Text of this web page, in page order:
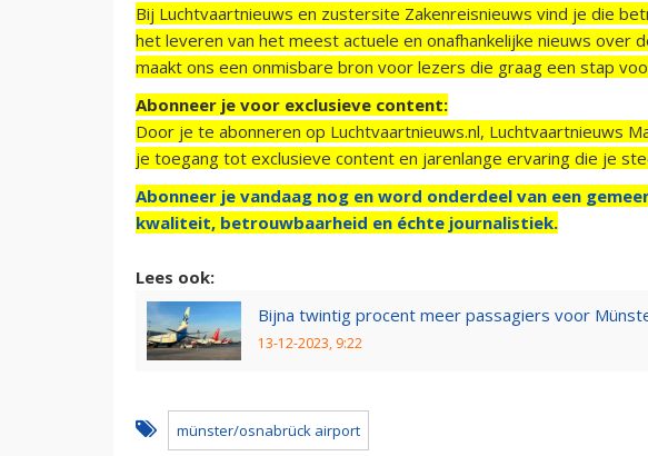
Bij Luchtvaartnieuws en zustersite Zakenreisnieuws vind je die
het leveren van het meest actuele en onafhankelijke nieuws over
maakt ons een onmisbare bron voor lezers die graag een stap
Abonneer je voor exclusieve content:
Door je te abonneren op Luchtvaartnieuws.nl, Luchtvaartnieuws
je toegang tot exclusieve content en jarenlange ervaring die je
Abonneer je vandaag nog en word onderdeel van een
kwaliteit, betrouwbaarheid en échte journalistiek.
Lees ook:
Bijna twintig procent meer passagiers voor
13-12-2023, 9:22
münster/osnabrück airport